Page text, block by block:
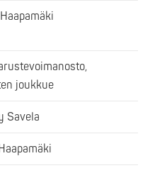
joukkue
Savela